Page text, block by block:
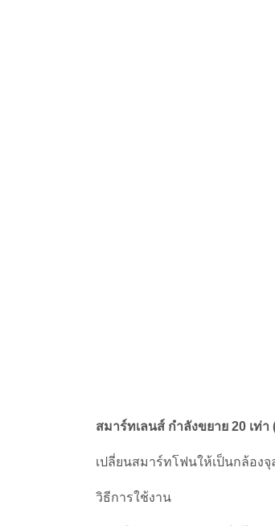
สมาร์ทเลนส์ กำลังขยาย 20 เท่า
เปลี่ยนสมาร์ทโฟนให้เป็นกล้อง
วิธีการใช้งาน